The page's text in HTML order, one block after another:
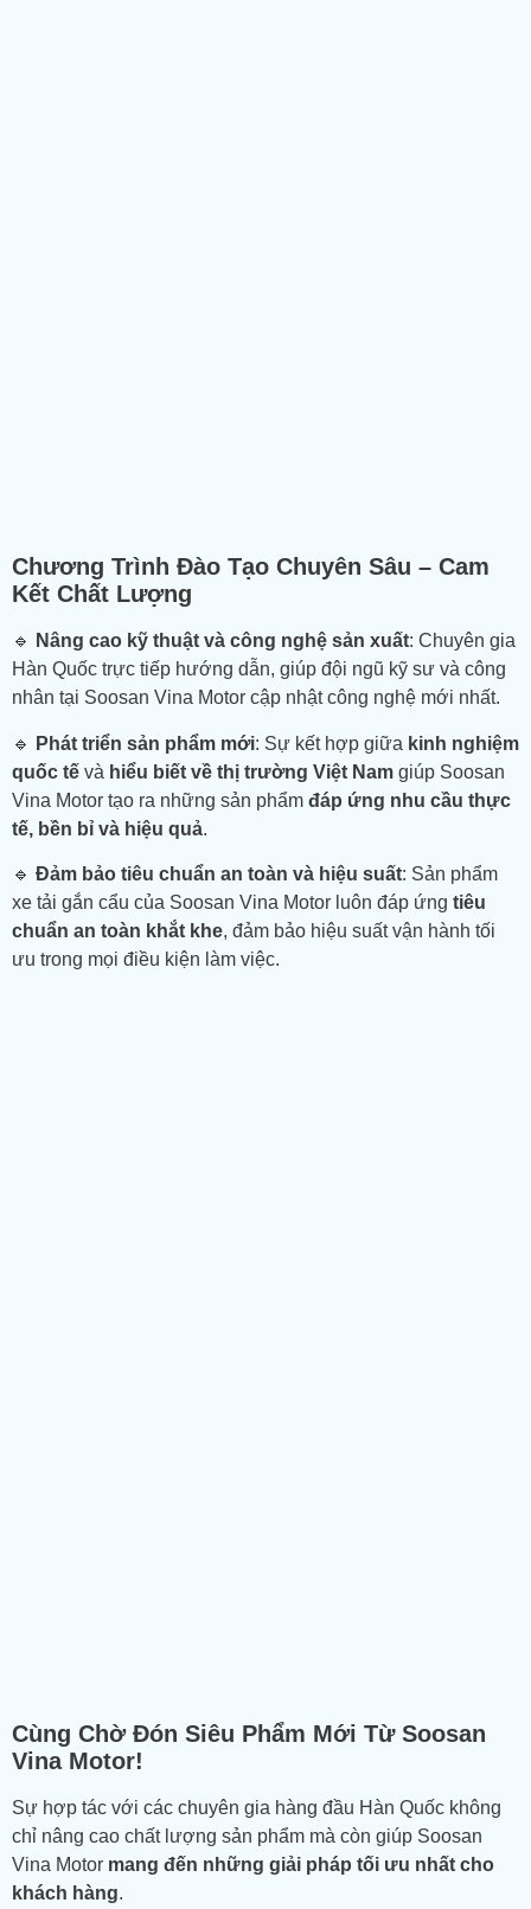
Chương Trình Đào Tạo Chuyên Sâu – Cam
Kết Chất Lượng
🔹 Nâng cao kỹ thuật và công nghệ sản xuất: Chuyên gia
Hàn Quốc trực tiếp hướng dẫn, giúp đội ngũ kỹ sư và công
nhân tại Soosan Vina Motor cập nhật công nghệ mới nhất.
🔹 Phát triển sản phẩm mới: Sự kết hợp giữa kinh nghiệm
quốc tế và hiểu biết về thị trường Việt Nam giúp Soosan
Vina Motor tạo ra những sản phẩm đáp ứng nhu cầu thực
tế, bền bỉ và hiệu quả.
🔹 Đảm bảo tiêu chuẩn an toàn và hiệu suất: Sản phẩm
xe tải gắn cẩu của Soosan Vina Motor luôn đáp ứng tiêu
chuẩn an toàn khắt khe, đảm bảo hiệu suất vận hành tối
ưu trong mọi điều kiện làm việc.
Cùng Chờ Đón Siêu Phẩm Mới Từ Soosan
Vina Motor!
Sự hợp tác với các chuyên gia hàng đầu Hàn Quốc không
chỉ nâng cao chất lượng sản phẩm mà còn giúp Soosan
Vina Motor mang đến những giải pháp tối ưu nhất cho
khách hàng.